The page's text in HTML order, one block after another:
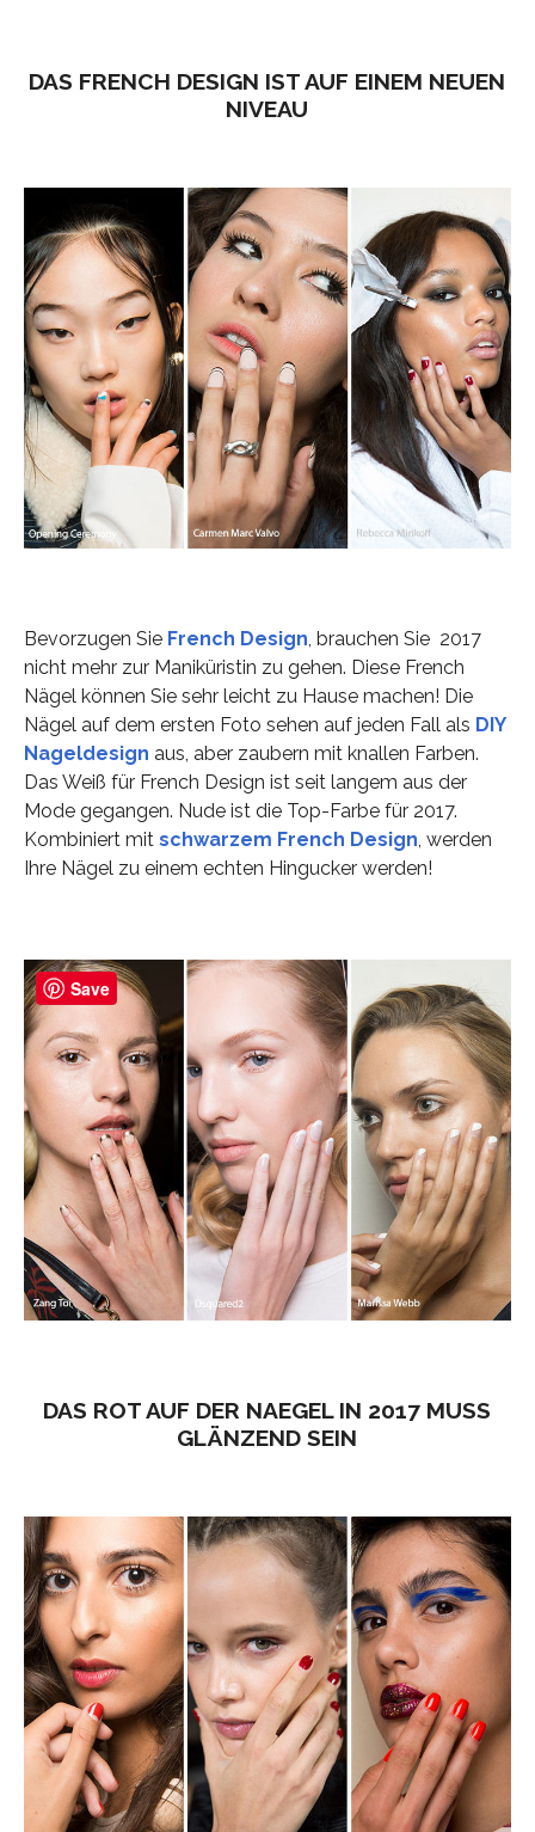
DAS FRENCH DESIGN IST AUF EINEM NEUEN
NIVEAU
Bevorzugen Sie French Design, brauchen Sie 2017
nicht mehr zur Maniküristin zu gehen. Diese French
Nägel können Sie sehr leicht zu Hause machen! Die
Nägel auf dem ersten Foto sehen auf jeden Fall als DIY
Nageldesign aus, aber zaubern mit knallen Farben.
Das Weiß für French Design ist seit langem aus der
Mode gegangen. Nude ist die Top-Farbe für 2017.
Kombiniert mit schwarzem French Design, werden
Ihre Nägel zu einem echten Hingucker werden!
DAS ROT AUF DER NAEGEL IN 2017 MUSS
GLÄNZEND SEIN
Save